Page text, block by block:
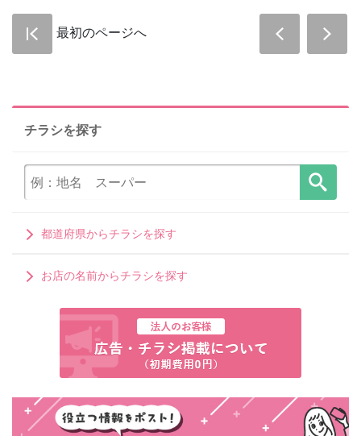
最初のページへ
チラシを探す
都道府県からチラシを探す
お店の名前からチラシを探す